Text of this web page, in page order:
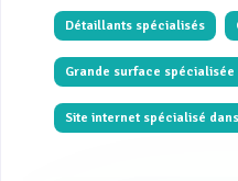
Détaillants spécialisés
Grande surface
Site internet spécialisé